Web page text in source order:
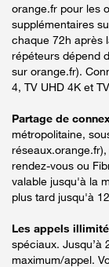
orange.fr pour les
supplémentaires
chaque 72h après
répéteurs dépend
sur orange.fr).
4, TV UHD 4K et
Partage de
métropolitaine,
rendez-vous ou
valable jusqu'à la
plus tard jusqu'à
Les appels
spéciaux. Jusqu’à
maximum/appel.